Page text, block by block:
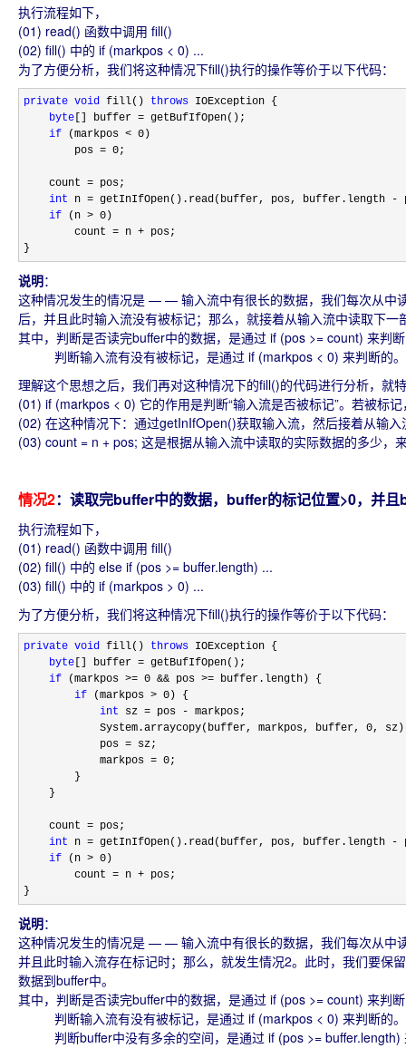
执行流程如下，
(01) read() 函数中调用 fill()
(02) fill() 中的 if (markpos < 0) ...
为了方便分析，我们将这种情况下fill()执行的操作等价于以下代码：
private void fill() throws IOException {
byte [] buffer = getBufIfOpen();
if (markpos < 0 )
        pos
= 0;
    count
= pos;
int n = getInIfOpen().read(buffer, pos, buffer.length -
if (n > 0 )
        count
= n + pos;
}
说明：
这种情况发生的情况是 — — 输入流中有很长的数据，我们每次从中
后，并且此时输入流没有被标记；那么，就接着从输入流中读取下一
其中，判断是否读完buffer中的数据，是通过 if (pos >= count) 来判
判断输入流有没有被标记，是通过 if (markpos < 0) 来判断的。
理解这个思想之后，我们再对这种情况下的fill()的代码进行分析，就
(01) if (markpos < 0) 它的作用是判断“输入流是否被标记”。若被标
(02) 在这种情况下：通过getInIfOpen()获取输入流，然后接着从输
(03) count = n + pos; 这是根据从输入流中读取的实际数据的多少，
情况2：读取完buffer中的数据，buffer的标记位置>0，并
执行流程如下，
(01) read() 函数中调用 fill()
(02) fill() 中的 else if (pos >= buffer.length) ...
(03) fill() 中的 if (markpos > 0) ...
为了方便分析，我们将这种情况下fill()执行的操作等价于以下代码：
private void fill() throws IOException {
byte [] buffer = getBufIfOpen();
if (markpos >= 0 && pos >= buffer.length) {
if (markpos > 0 ) {
int sz = pos - markpos;
            System.arraycopy(buffer, markpos, buffer,
0,
            pos
= sz;
            markpos
= 0;
        }
    }
    count
= pos;
int n = getInIfOpen().read(buffer, pos, buffer.length -
if (n > 0 )
        count
= n + pos;
}
说明：
这种情况发生的情况是 — — 输入流中有很长的数据，我们每次从中
并且此时输入流存在标记时；那么，就发生情况2。此时，我们要保
数据到buffer中。
其中，判断是否读完buffer中的数据，是通过 if (pos >= count) 来判
判断输入流有没有被标记，是通过 if (markpos < 0) 来判断的。
判断buffer中没有多余的空间，是通过 if (pos >= buffer.length)